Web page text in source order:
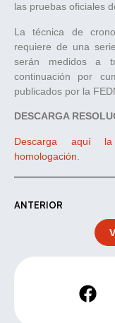
las pruebas oficiales
La técnica de
requiere de una
serán medidos a
continuación por
publicados por la
DESCARGA
Descarga aquí
homologación.
ANTERIOR